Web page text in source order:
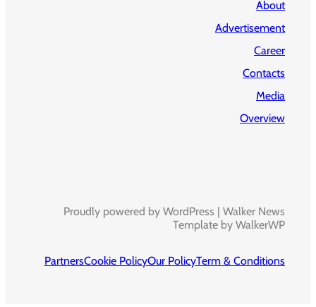
About
Advertisement
Career
Contacts
Media
Overview
Proudly powered by WordPress | Walker News
Template by WalkerWP
Term & Conditions
Our Policy
Cookie Policy
Partners